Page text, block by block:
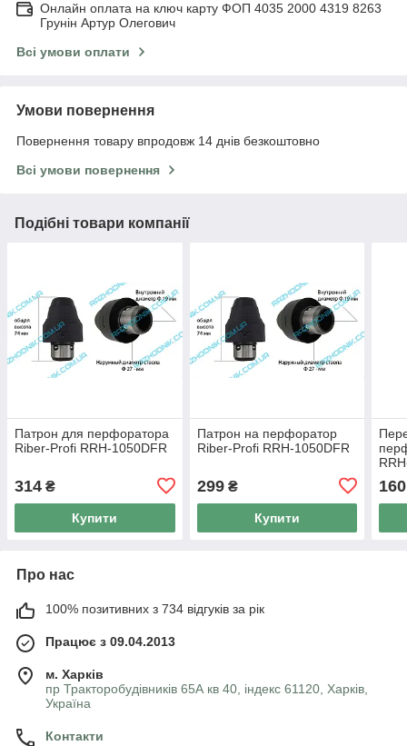
Онлайн оплата на ключ карту ФОП 4035 2000 4319 8263
Грунін Артур Олегович
Всі умови оплати
Умови повернення
Повернення товару впродовж 14 днів безкоштовно
Всі умови повернення
Подібні товари компанії
Патрон для перфоратора
Riber-Profi RRH-1050DFR
314 ₴
Купити
Патрон на перфоратор
Riber-Profi RRH-1050DFR
299₴
Купити
160
Про нас
100% позитивних з 734 відгуків за рік
Працює з 09.04.2013
м. Харків
пр Тракторобудівників 65А кв 40, індекс 61120, Харків,
Україна
Контакти